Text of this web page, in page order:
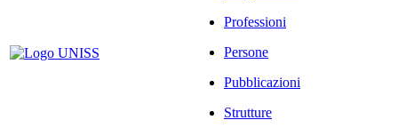
Professioni
Persone
Pubblicazioni
Strutture